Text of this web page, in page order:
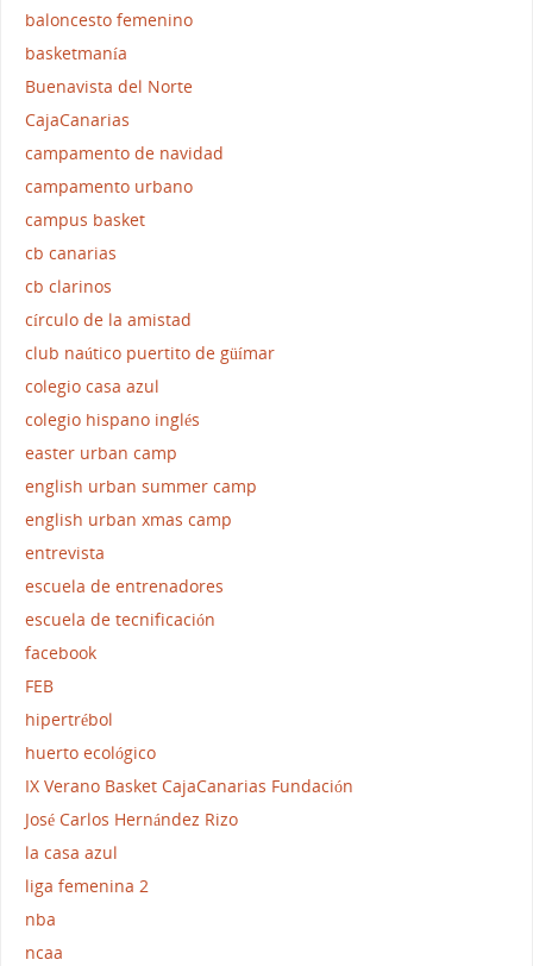
baloncesto femenino
basketmanía
Buenavista del Norte
CajaCanarias
campamento de navidad
campamento urbano
campus basket
cb canarias
cb clarinos
círculo de la amistad
club naútico puertito de güímar
colegio casa azul
colegio hispano inglés
easter urban camp
english urban summer camp
english urban xmas camp
entrevista
escuela de entrenadores
escuela de tecnificación
facebook
FEB
hipertrébol
huerto ecológico
IX Verano Basket CajaCanarias Fundación
José Carlos Hernández Rizo
la casa azul
liga femenina 2
nba
ncaa